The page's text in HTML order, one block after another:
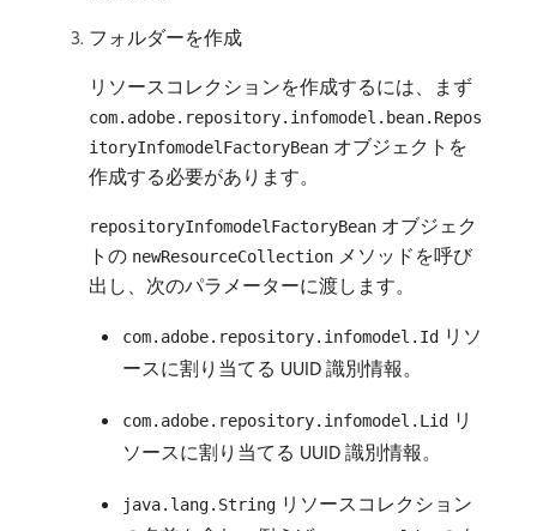
フォルダーを作成
リソースコレクションを作成するには、まず
com.adobe.repository.infomodel.bean.Repos
itoryInfomodelFactoryBean オブジェクトを
作成する必要があります。
repositoryInfomodelFactoryBean オブジェク
トの newResourceCollection メソッドを呼び
出し、次のパラメーターに渡します。
com.adobe.repository.infomodel.Id リソ
ースに割り当てる UUID 識別情報。
com.adobe.repository.infomodel.Lid リ
ソースに割り当てる UUID 識別情報。
java.lang.String リソースコレクション